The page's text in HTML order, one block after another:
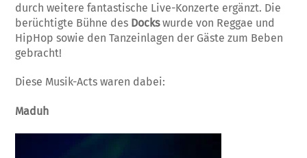
durch weitere fantastische Live-Konzerte ergänzt. Die
berüchtigte Bühne des Dockswurde von Reggae und
HipHop sowie den Tanzeinlagen der Gäste zum Beben
gebracht!
Diese Musik-Acts waren dabei:
Maduh